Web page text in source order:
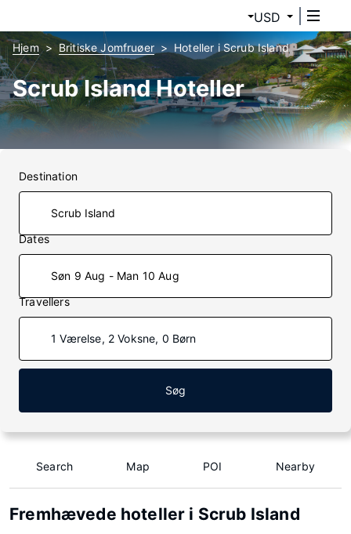
USD
Hjem Britiske Jomfruøer Hoteller i Scrub Island
Scrub Island Hoteller
Destination
Dates
Søn 9 Aug - Man 10 Aug
Travellers
1 Værelse, 2 Voksne, 0 Børn
Søg
Search Map POI Nearby
Fremhævede hoteller i Scrub Island